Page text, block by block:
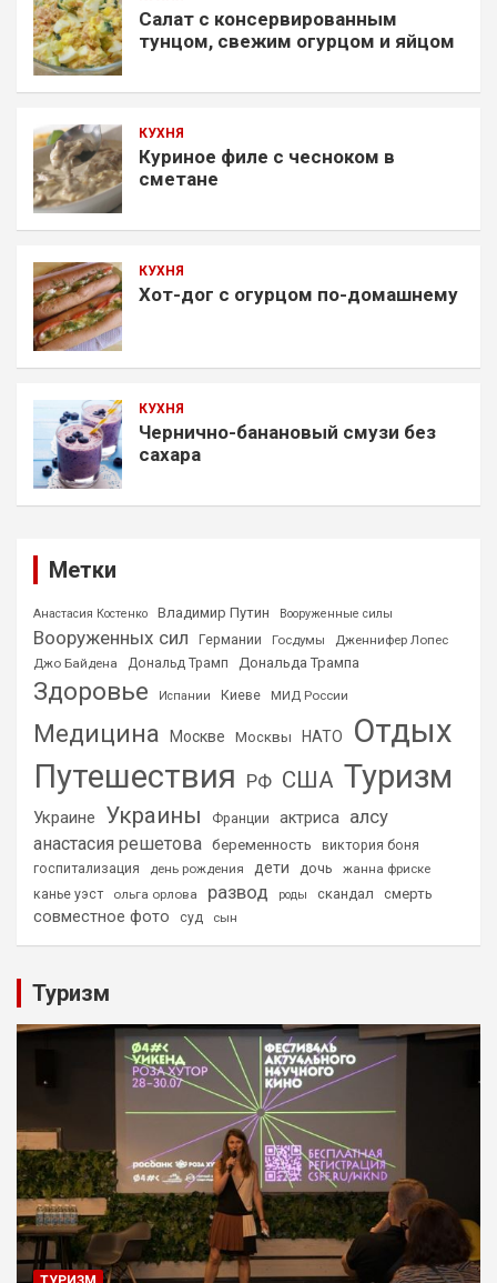
Салат с консервированным
тунцом, свежим огурцом и яйцом
КУХНЯ
Куриное филе с чесноком в
сметане
КУХНЯ
Хот-дог с огурцом по-домашнему
КУХНЯ
Чернично-банановый смузи без
сахара
Метки
Анастасия Костенко Владимир Путин Вооруженные силы
Вооруженных сил Германии Госдумы
Дженнифер Лопес
Джо Байдена
Дональд Трамп Дональда Трампа
Здоровье Испании Киеве МИД России
Медицина Москве Москвы НАТО
Отдых
Путешествия РФ США Туризм
Украине Украины Франции актриса алсу
анастасия решетова беременность
виктория боня
госпитализация
день рождения дети дочь
жанна фриске
канье уэст
ольга орлова развод роды скандал смерть
совместное фото суд сын
Туризм